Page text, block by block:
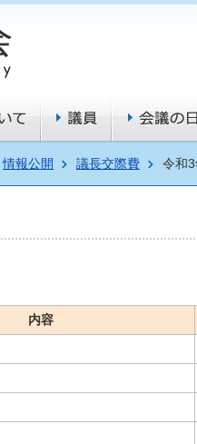
情報公開 議長交際費 令和
内容